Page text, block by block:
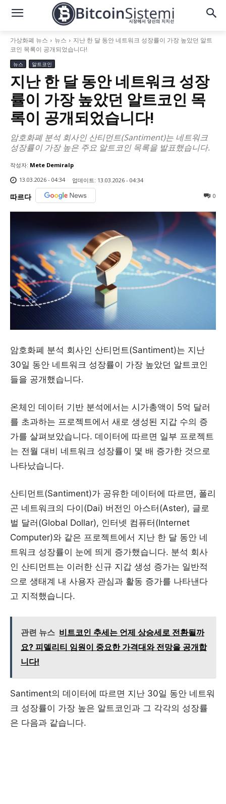
가상화폐 뉴스 뉴스
지난 한 달 동안 네트워크 성장률이 가장 높았던 알트
코인 목록이 공개되었습니다!
뉴스 알트코인
지난 한 달 동안 네트워크 성장
률이 가장 높았던 알트코인 목
록이 공개되었습니다!
암호화폐 분석 회사인 산티먼트(Santiment)는 네트워크
성장률이 가장 높은 주요 알트코인 목록을 발표했습니다.
작성자: Mete Demiralp
13.03.2026 - 04:34
업데이트: 13.03.2026 - 04:34
따르다 0
암호화폐 분석 회사인 산티먼트(Santiment)는 지난
30일 동안 네트워크 성장률이 가장 높았던 알트코인
들을 공개했습니다.
온체인 데이터 기반 분석에서는 시가총액이 5억 달러
를 초과하는 프로젝트에서 새로 생성된 지갑 수의 증
가를 살펴보았습니다. 데이터에 따르면 일부 프로젝트
는 전월 대비 네트워크 성장률이 몇 배 증가한 것으로
나타났습니다.
산티먼트(Santiment)가 공유한 데이터에 따르면, 폴리
곤 네트워크의 다이(Dai) 버전인 아스터(Aster), 글로
벌 달러(Global Dollar), 인터넷 컴퓨터(Internet
Computer)와 같은 프로젝트에서 지난 한 달 동안 네
트워크 성장률이 눈에 띄게 증가했습니다. 분석 회사
인 산티먼트는 이러한 신규 지갑 생성 증가는 일반적
으로 생태계 내 사용자 관심과 활동 증가를 나타낸다
고 지적했습니다.
관련 뉴스 비트코인 추세는 언제 상승세로 전환될까
요? 피델리티 임원이 중요한 가격대와 전망을 공개합
니다!
Santiment의 데이터에 따르면 지난 30일 동안 네트워
크 성장률이 가장 높은 알트코인과 그 각각의 성장률
은 다음과 같습니다.